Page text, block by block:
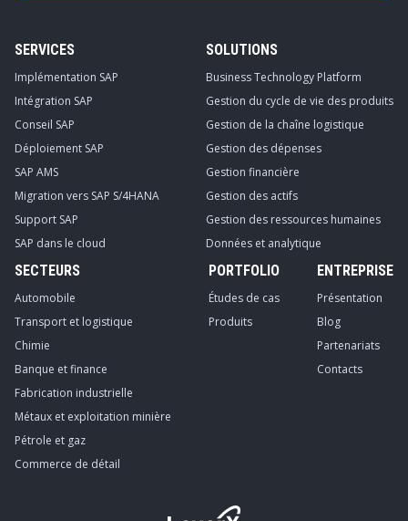
SERVICES
Implémentation SAP
Intégration SAP
Conseil SAP
Déploiement SAP
SAP AMS
Migration vers SAP S/4HANA
Support SAP
SAP dans le cloud
SOLUTIONS
Business Technology Platform
Gestion du cycle de vie des produits
Gestion de la chaîne logistique
Gestion des dépenses
Gestion financière
Gestion des actifs
Gestion des ressources humaines
Données et analytique
SECTEURS
Automobile
Transport et logistique
Chimie
Banque et finance
Fabrication industrielle
Métaux et exploitation minière
Pétrole et gaz
Commerce de détail
PORTFOLIO
Études de cas
Produits
ENTREPRISE
Présentation
Blog
Partenariats
Contacts